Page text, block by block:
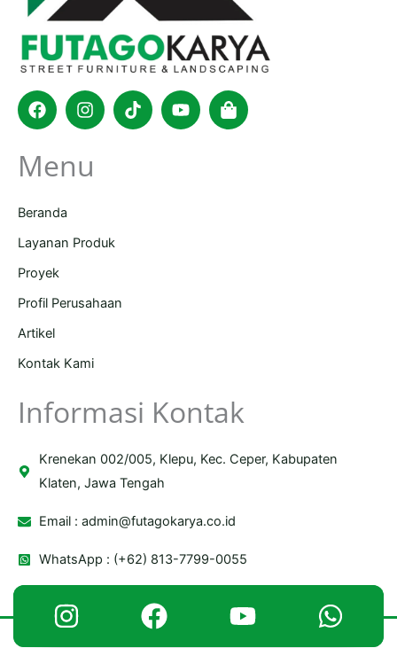
FacebookInstagram
TiktokYoutubeShopping-
bag
Menu
Beranda
Layanan Produk
Proyek
Profil Perusahaan
Artikel
Kontak Kami
Informasi Kontak
Krenekan 002/005, Klepu, Kec. Ceper, Kabupaten
Klaten, Jawa Tengah
Email :admin@futagokarya.co.id
WhatsApp : (+62) 813-7799-0055